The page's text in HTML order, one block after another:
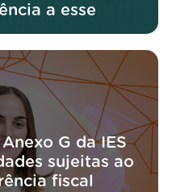
a esse
G da IES
sujeitas ao
fiscal